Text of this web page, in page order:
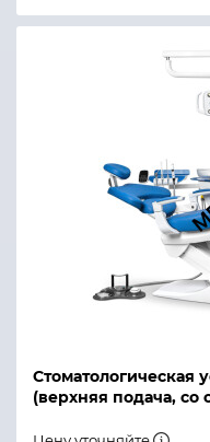
Стоматологическая
(верхняя подача, со